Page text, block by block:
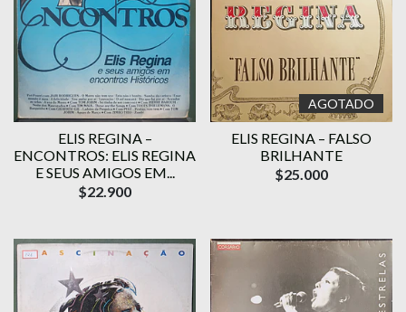
ELIS REGINA –
ENCONTROS: ELIS REGINA
E SEUS AMIGOS EM...
$22.900
AGOTADO
ELIS REGINA – FALSO
BRILHANTE
$25.000